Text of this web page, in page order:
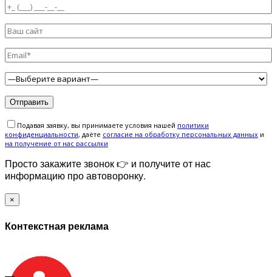
Подавая заявку, вы принимаете условия нашей политики
конфиденциальности, даёте cогласие на обработку персональных данных и
на получение от нас рассылки
Просто закажите звонок 👉 и получите от нас
информацию про автоворонку.
×
Контекстная реклама